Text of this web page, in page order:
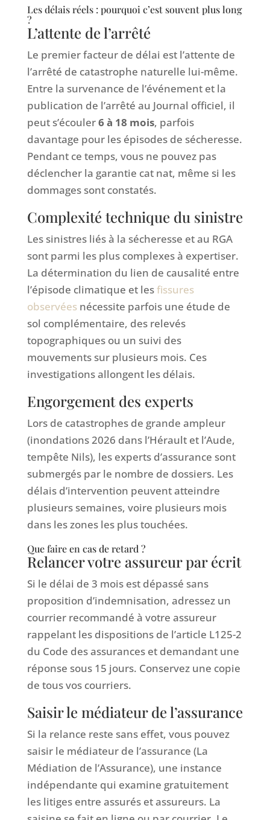
Les délais réels : pourquoi c’est souvent plus long
?
L’attente de l’arrêté
Le premier facteur de délai est l’attente de
l’arrêté de catastrophe naturelle lui-même.
Entre la survenance de l’événement et la
publication de l’arrêté au Journal officiel, il
peut s’écouler6 à 18 mois, parfois
davantage pour les épisodes de sécheresse.
Pendant ce temps, vous ne pouvez pas
déclencher la garantie cat nat, même si les
dommages sont constatés.
Complexité technique du sinistre
Les sinistres liés à la sécheresse et au RGA
sont parmi les plus complexes à expertiser.
La détermination du lien de causalité entre
l’épisode climatique et lesfissures
observéesnécessite parfois une étude de
sol complémentaire, des relevés
topographiques ou un suivi des
mouvements sur plusieurs mois. Ces
investigations allongent les délais.
Engorgement des experts
Lors de catastrophes de grande ampleur
(inondations 2026 dans l’Hérault et l’Aude,
tempête Nils), les experts d’assurance sont
submergés par le nombre de dossiers. Les
délais d’intervention peuvent atteindre
plusieurs semaines, voire plusieurs mois
dans les zones les plus touchées.
Que faire en cas de retard ?
Relancer votre assureur par écrit
Si le délai de 3 mois est dépassé sans
proposition d’indemnisation, adressez un
courrier recommandé à votre assureur
rappelant les dispositions de l’article L125-2
du Code des assurances et demandant une
réponse sous 15 jours. Conservez une copie
de tous vos courriers.
Saisir le médiateur de l’assurance
Si la relance reste sans effet, vous pouvez
saisir le médiateur de l’assurance (La
Médiation de l’Assurance), une instance
indépendante qui examine gratuitement
les litiges entre assurés et assureurs. La